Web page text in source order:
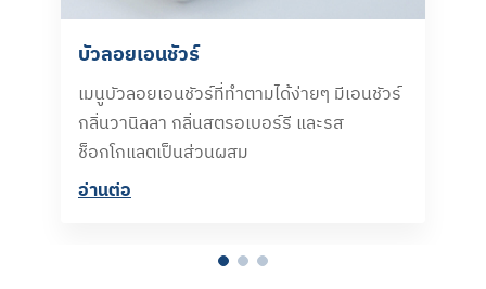
บัวลอยเอนชัวร์
เมนูบัวลอยเอนชัวร์ที่ทำตามได้ง่ายๆ มีเอนชัวร์
กลิ่นวานิลลา กลิ่นสตรอเบอร์รี และรส
ช็อกโกแลตเป็นส่วนผสม
อ่านต่อ​